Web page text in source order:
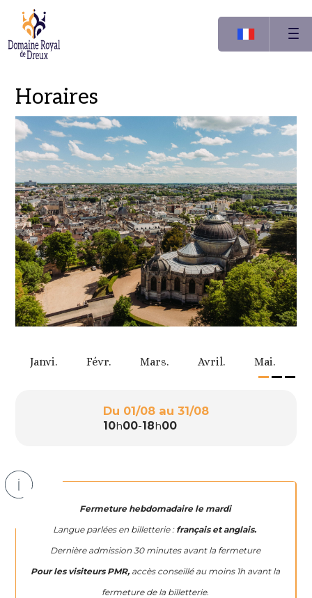
Horaires
Janvi. Févr. Mars. Avril. Mai.
Du 01/08 au 31/08
10h00-18h00
Fermeture hebdomadaire le mardi
Langue parlées en billetterie : français et anglais.
Dernière admission 30 minutes avant la fermeture
Pour les visiteurs PMR, accès conseillé au moins 1h avant la
fermeture de la billetterie.